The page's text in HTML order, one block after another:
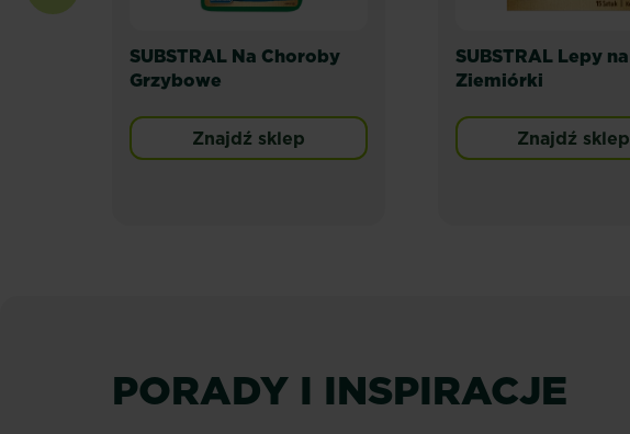
SUBSTRAL Na Choroby
Grzybowe
Znajdź sklep
SUBSTRAL Lepy na
Ziemiórki
Znajdź sklep
PORADY I INSPIRACJE